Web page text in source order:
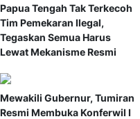
Papua Tengah Tak Terkecoh
Tim Pemekaran Ilegal,
Tegaskan Semua Harus
Lewat Mekanisme Resmi
Mewakili Gubernur, Tumiran
Resmi Membuka Konferwil I